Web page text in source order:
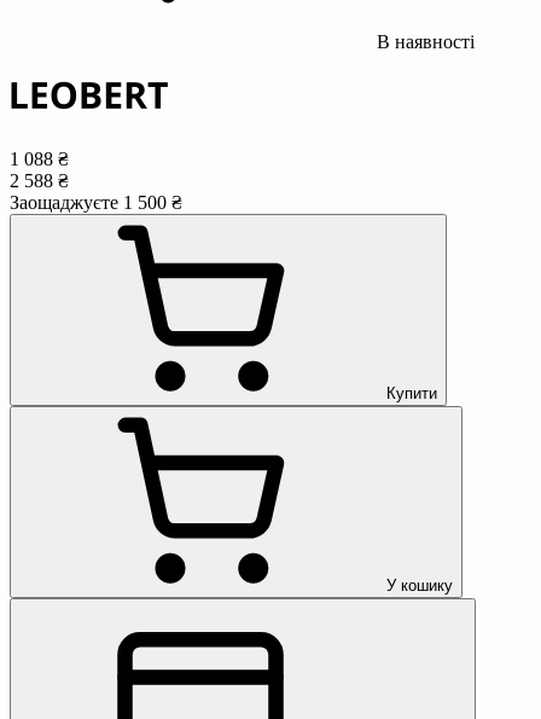
В наявності
1 088 ₴
2 588 ₴
Заощаджуєте 1 500 ₴
Купити
У кошику